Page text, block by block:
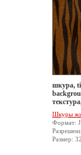
шкура,
Шкуры
Формат:
Размер: